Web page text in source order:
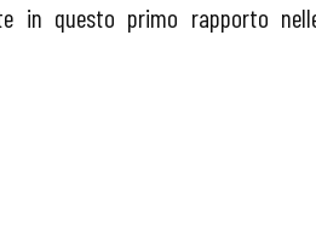
in questo primo rapporto